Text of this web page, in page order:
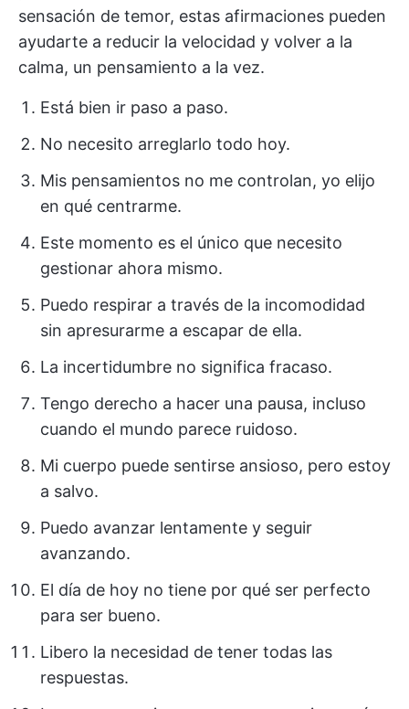
sensación de temor, estas afirmaciones pueden
ayudarte a reducir la velocidad y volver a la
calma, un pensamiento a la vez.
Está bien ir paso a paso.
No necesito arreglarlo todo hoy.
Mis pensamientos no me controlan, yo elijo
en qué centrarme.
Este momento es el único que necesito
gestionar ahora mismo.
Puedo respirar a través de la incomodidad
sin apresurarme a escapar de ella.
La incertidumbre no significa fracaso.
Tengo derecho a hacer una pausa, incluso
cuando el mundo parece ruidoso.
Mi cuerpo puede sentirse ansioso, pero estoy
a salvo.
Puedo avanzar lentamente y seguir
avanzando.
El día de hoy no tiene por qué ser perfecto
para ser bueno.
Libero la necesidad de tener todas las
respuestas.